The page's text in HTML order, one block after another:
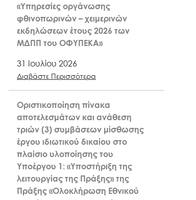
«Υπηρεσίες οργάνωσης
φθινοπωρινών – χειμερινών
εκδηλώσεων έτους 2026 των
ΜΔΠΠ του ΟΦΥΠΕΚΑ»
31 Ιουλίου 2026
Διαβάστε Περισσότερα
Οριστικοποίηση πίνακα
αποτελεσμάτων και ανάθεση
τριών (3) συμβάσεων μίσθωσης
έργου ιδιωτικού δικαίου στο
πλαίσιο υλοποίησης του
Υποέργου 1: «Υποστήριξη της
λειτουργίας της Πράξης» της
Πράξης «Ολοκλήρωση Εθνικού